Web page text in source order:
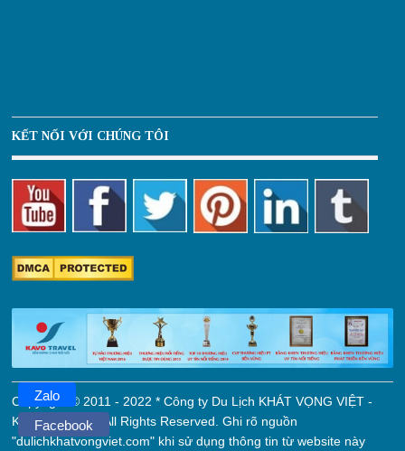
KẾT NỐI VỚI CHÚNG TÔI
Copyright © 2011 - 2022 * Công ty Du Lịch KHÁT VỌNG VIỆT -
KAVO TRAVEL. All Rights Reserved. Ghi rõ nguồn
"dulichkhatvongviet.com" khi sử dụng thông tin từ website này
Zalo
Facebook